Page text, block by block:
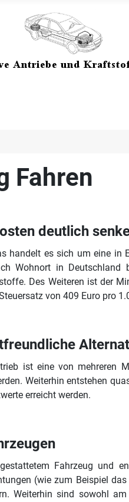
Fahren
deutlich
handelt es sich um eine in
Wohnort in
Des Weiteren ist der
von 409 Euro pro
ist eine von mehreren
Weiterhin entstehen
erreicht werden.
Fahrzeug und
(wie zum Beispiel
Weiterhin sind sowohl